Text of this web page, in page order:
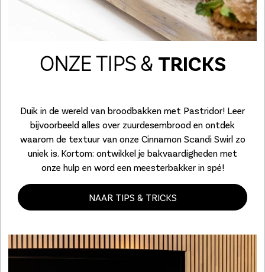
ONZE TIPS & TRICKS
Duik in de wereld van broodbakken met Pastridor! Leer
bijvoorbeeld alles over zuurdesembrood en ontdek
waarom de textuur van onze Cinnamon Scandi Swirl zo
uniek is. Kortom: ontwikkel je bakvaardigheden met
onze hulp en word een meesterbakker in spé!
NAAR TIPS & TRICKS